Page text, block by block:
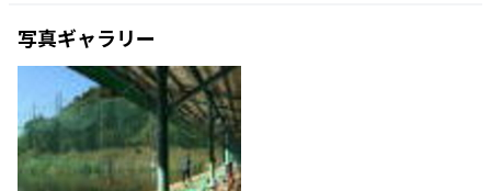
写真ギャラリー